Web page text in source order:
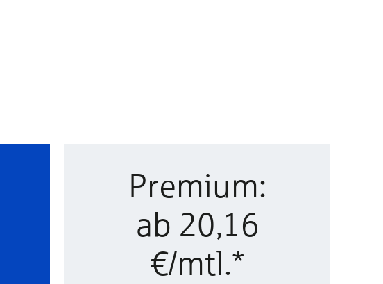
Premium:
ab 20,16
€/mtl.*